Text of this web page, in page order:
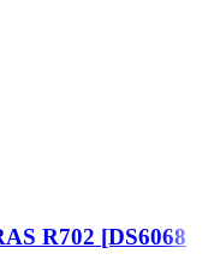
R702 [DS6068